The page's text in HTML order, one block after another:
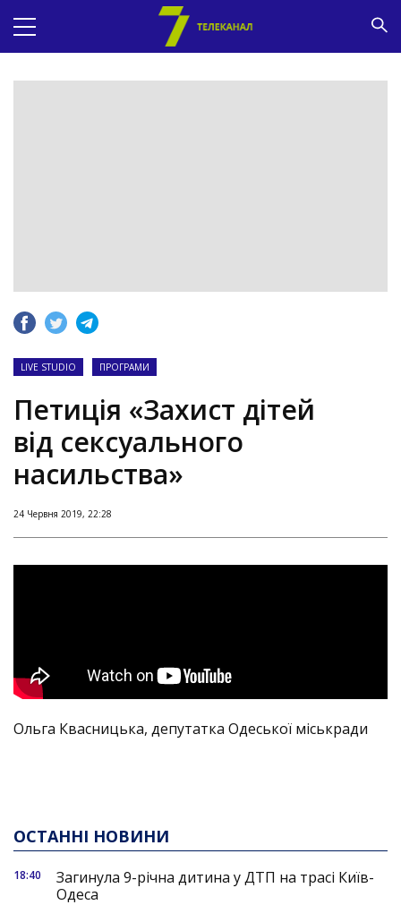
LIVE STUDIO ПРОГРАМИ
Петиція «Захист дітей
від сексуального
насильства»
24 Червня 2019, 22:28
Ольга Квасницька, депутатка Одеської міськради
ОСТАННІ НОВИНИ
18:40
Загинула 9-річна дитина у ДТП на трасі Київ-
Одеса